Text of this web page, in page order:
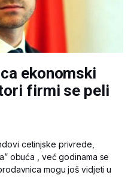
ekonomski
firmi se peli
cetinjske privrede,
obuća , već godinama se
mogu još vidjeti u